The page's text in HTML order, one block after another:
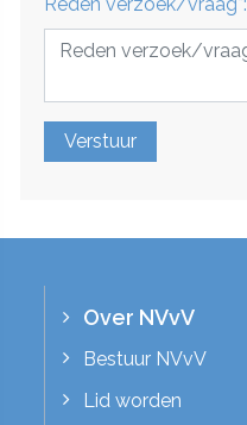
Over NVvV
Bestuur NVvV
Lid worden